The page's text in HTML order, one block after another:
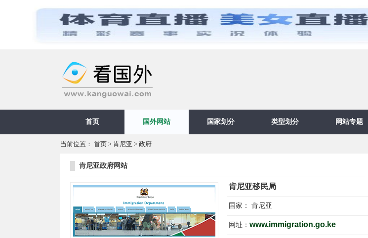
首页 国外网站 国家划分 类型划分 网站专题
当前位置： 首页 > 肯尼亚 > 政府
肯尼亚政府网站
肯尼亚移民局
国家： 肯尼亚
网址： www.immigration.go.ke